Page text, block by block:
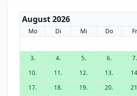
August 2026
Mo Di Mi Do Fr
3.
4. 5. 6. 7.
10.
11. 12. 13.
17.
18. 19. 20.